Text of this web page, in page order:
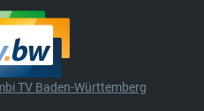
TV Baden-Württemberg